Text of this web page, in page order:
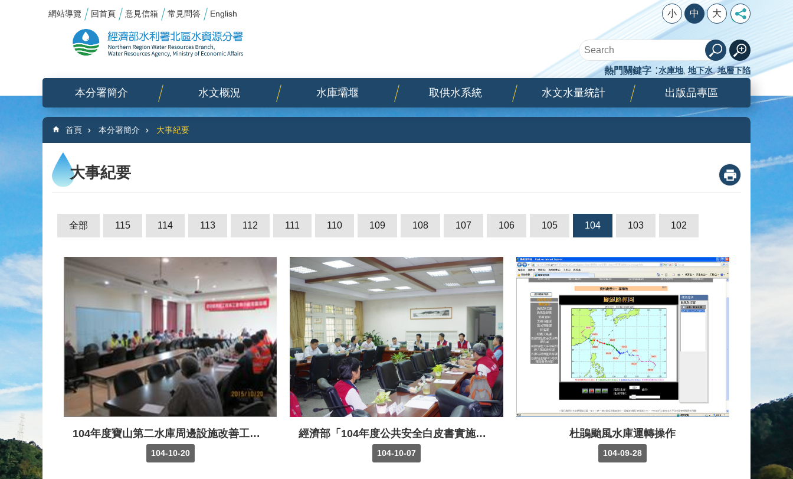
跳到主要內容區塊
網站導覽 回首頁 意見信箱 常見問答 English 小 中 大
熱門關鍵字 水庫地 地下水 地層下陷
本分署簡介 水文概況 水庫壩堰 取供水系統 水文水量統計 出版品專區
:::
首頁 本分署簡介 大事紀要
大事紀要
全部 115 114 113 112 111 110 109 108 107 106 105 104 103 102
104年度寶山第二水庫周邊設施改善工程，受經濟部國營會工程施工查核小組查核成績甲等。
104-10-20
經濟部「104年度公共安全白皮書實施計畫-觀光地區遊樂設施安全管理-具觀光遊憩活動之水庫」督導考核
104-10-07
杜鵑颱風水庫運轉操作
104-09-28